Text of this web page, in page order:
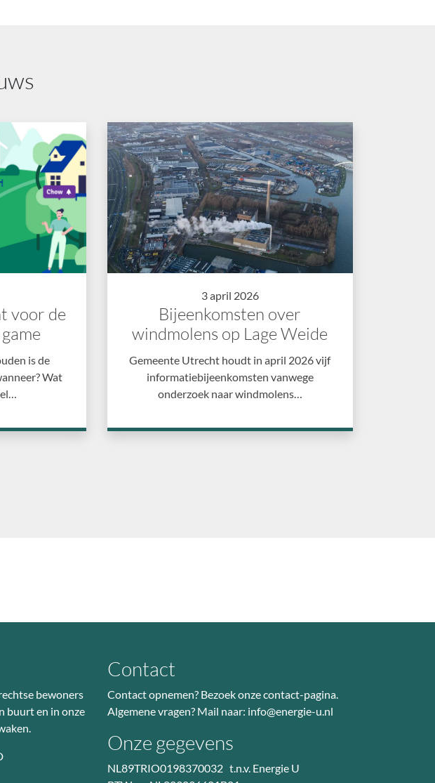
voor de
is de
Wat
3 april 2026
Bijeenkomsten over
windmolens op Lage Weide
Gemeente Utrecht houdt in april 2026 vijf
informatiebijeenkomsten vanwege
onderzoek naar windmolens…
bewoners
buurt en in onze
Contact
Contact opnemen? Bezoekonze contact-pagina.
Algemene vragen? Mail naar: info@energie-u.nl
Onze gegevens
NL89TRIO0198370032 t.n.v. Energie U